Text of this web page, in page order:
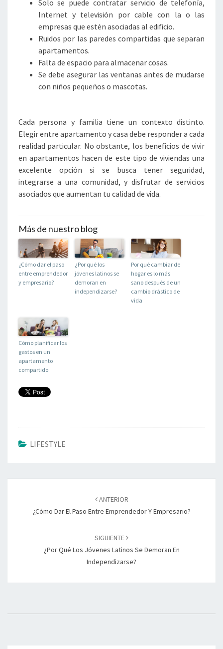
Solo se puede contratar servicio de telefonía,
Internet y televisión por cable con la o las
empresas que estén asociadas al edificio.
Ruidos por las paredes compartidas que separan
apartamentos.
Falta de espacio para almacenar cosas.
Se debe asegurar las ventanas antes de mudarse
con niños pequeños o mascotas.
Cada persona y familia tiene un contexto distinto.
Elegir entre apartamento y casa debe responder a cada
realidad particular. No obstante, los beneficios de vivir
en apartamentos hacen de este tipo de viviendas una
excelente opción si se busca tener seguridad,
integrarse a una comunidad, y disfrutar de servicios
asociados que aumentan tu calidad de vida.
Más de nuestro blog
¿Cómo dar el paso
entre emprendedor
y empresario?
¿Por qué los
jóvenes latinos se
demoran en
independizarse?
Por qué cambiar de
hogar es lo más
sano después de un
cambio drástico de
vida
Cómo planificar los
gastos en un
apartamento
compartido
LIFESTYLE
ANTERIOR
¿Cómo Dar El Paso Entre Emprendedor Y Empresario?
SIGUIENTE
¿Por Qué Los Jóvenes Latinos Se Demoran En
Independizarse?